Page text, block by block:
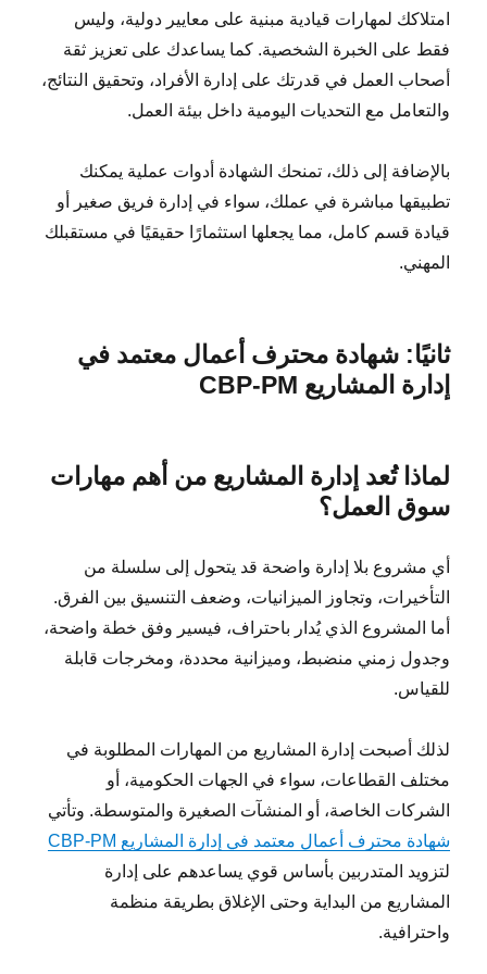
امتلاكك لمهارات قيادية مبنية على معايير دولية، وليس
فقط على الخبرة الشخصية. كما يساعدك على تعزيز ثقة
أصحاب العمل في قدرتك على إدارة الأفراد، وتحقيق النتائج،
والتعامل مع التحديات اليومية داخل بيئة العمل.
بالإضافة إلى ذلك، تمنحك الشهادة أدوات عملية يمكنك
تطبيقها مباشرة في عملك، سواء في إدارة فريق صغير أو
قيادة قسم كامل، مما يجعلها استثمارًا حقيقيًا في مستقبلك
المهني.
ثانيًا: شهادة محترف أعمال معتمد في
إدارة المشاريع CBP-PM
لماذا تُعد إدارة المشاريع من أهم مهارات
سوق العمل؟
أي مشروع بلا إدارة واضحة قد يتحول إلى سلسلة من
التأخيرات، وتجاوز الميزانيات، وضعف التنسيق بين الفرق.
أما المشروع الذي يُدار باحتراف، فيسير وفق خطة واضحة،
وجدول زمني منضبط، وميزانية محددة، ومخرجات قابلة
للقياس.
لذلك أصبحت إدارة المشاريع من المهارات المطلوبة في
مختلف القطاعات، سواء في الجهات الحكومية، أو
الشركات الخاصة، أو المنشآت الصغيرة والمتوسطة. وتأتي
شهادة محترف أعمال معتمد في إدارة المشاريع CBP-PM
لتزويد المتدربين بأساس قوي يساعدهم على إدارة
المشاريع من البداية وحتى الإغلاق بطريقة منظمة
واحترافية.